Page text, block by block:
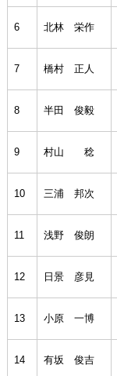
6 北林 栄作
7 橋村 正人
8 半田 俊毅
9 村山 稔
10 三浦 邦次
11 浅野 俊朗
12 日景 彦見
13 小原 一博
14 有坂 俊吉